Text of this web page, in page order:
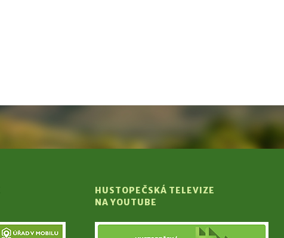
HUSTOPEČSKÁ TELEVIZE
NA YOUTUBE